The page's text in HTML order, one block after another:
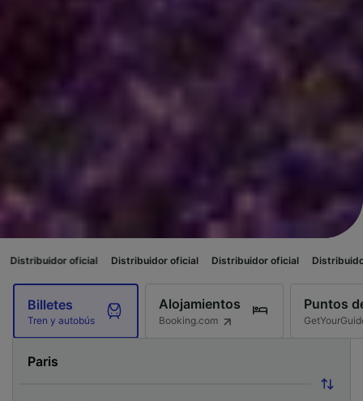
Distribuidor oficial Distribuidor oficial Distribuidor oficial
Billetes
Tren y autobús
Alojamientos
Booking.com
Puntos